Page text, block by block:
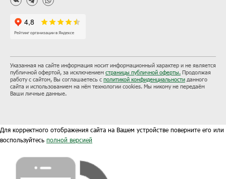
Указанная на сайте информация носит информационный характер и не является
публичной офертой, за исключением страницы публичной оферты. Продолжая
работу с сайтом, Вы соглашаетесь с политикой конфиденциальности данного
сайта и использованием на нём технологии cookies. Мы никому не передаём
Ваши личные данные.
Для корректного отображения сайта на Вашем устройстве поверните его или
воспользуйтесь полной версией